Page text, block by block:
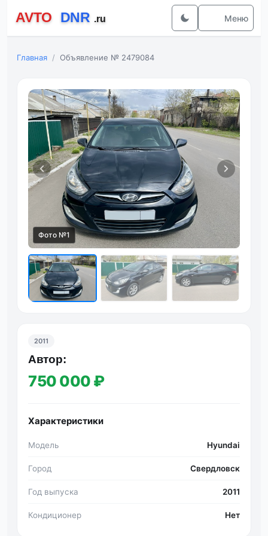
Меню
Главная Объявление № 2479084
Фото №1
2011
Автор:
750 000 ₽
Характеристики
Модель Hyundai
Город Свердловск
Год выпуска 2011
Кондиционер Нет